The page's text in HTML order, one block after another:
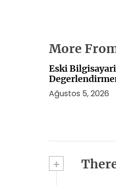
More
Eski
Akilli Yolu
Ağustos 5, 2026
+